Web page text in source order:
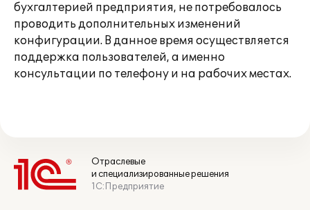
бухгалтерией предприятия, не потребовалось
проводить дополнительных изменений
конфигурации. В данное время осуществляется
поддержка пользователей, а именно
консультации по телефону и на рабочих местах.
Отраслевые
и специализированные решения
1С:Предприятие